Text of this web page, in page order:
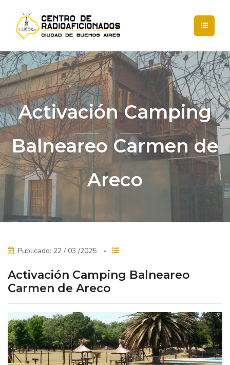
Activación Camping
Balneareo Carmen de
Areco
Publicado: 22 / 03 /2025
Activación Camping Balneareo
Carmen de Areco